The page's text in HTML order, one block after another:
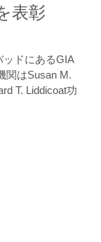
表彰
ッドにあるGIA
関はSusan M.
T. Liddicoat功